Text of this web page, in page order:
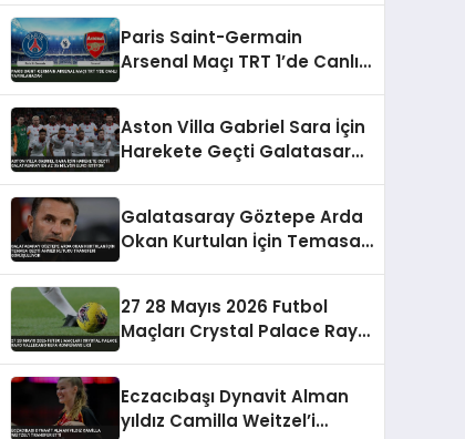
Paris Saint-Germain
Arsenal Maçı TRT 1’de Canlı
Aston Villa Gabriel Sara İçin
Harekete Geçti Galatasaray
Galatasaray Göztepe Arda
Okan Kurtulan İçin Temasa
27 28 Mayıs 2026 Futbol
Maçları Crystal Palace Rayo
Eczacıbaşı Dynavit Alman
yıldız Camilla Weitzel’i